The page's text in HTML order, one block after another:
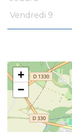
Vendredi 9
+
−